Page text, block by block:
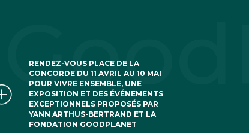
RENDEZ-VOUS PLACE DE LA
CONCORDE DU 11 AVRIL AU 10 MAI
POUR VIVRE ENSEMBLE, UNE
EXPOSITION ET DES ÉVÉNEMENTS
EXCEPTIONNELS PROPOSÉS PAR
YANN ARTHUS-BERTRAND ET LA
FONDATION GOODPLANET